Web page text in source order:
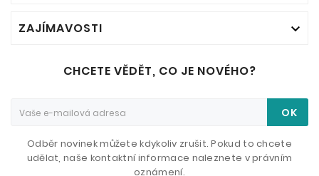
ZAJÍMAVOSTI 
CHCETE VĚDĚT, CO JE NOVÉHO?
OK
Odběr novinek můžete kdykoliv zrušit. Pokud to chcete
udělat, naše kontaktní informace naleznete v právním
oznámení.